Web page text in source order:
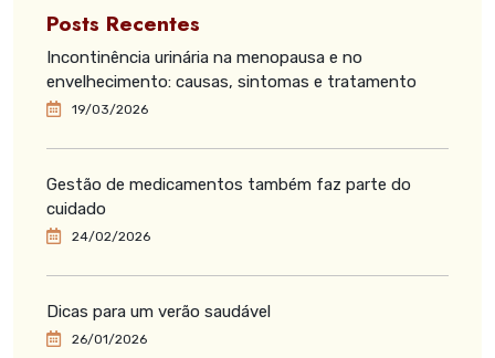
Posts Recentes
Incontinência urinária na menopausa e no
envelhecimento: causas, sintomas e tratamento
19/03/2026
Gestão de medicamentos também faz parte do
cuidado
24/02/2026
Dicas para um verão saudável
26/01/2026